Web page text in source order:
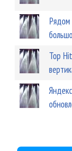
Рядом
Top